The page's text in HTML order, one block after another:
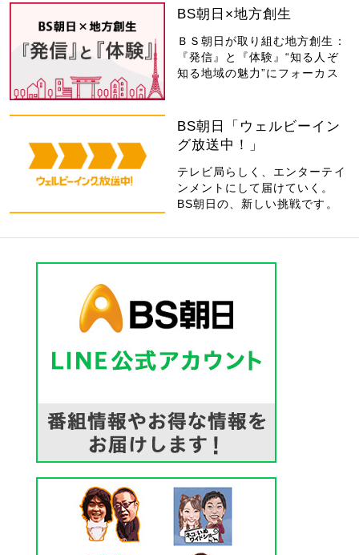
BS朝日×地方創生
ＢＳ朝日が取り組む地方創生：
『発信』と『体験』“知る人ぞ
知る地域の魅力”にフォーカス
BS朝日「ウェルビーイン
グ放送中！」
テレビ局らしく、エンターテイ
ンメントにして届けていく。
BS朝日の、新しい挑戦です。